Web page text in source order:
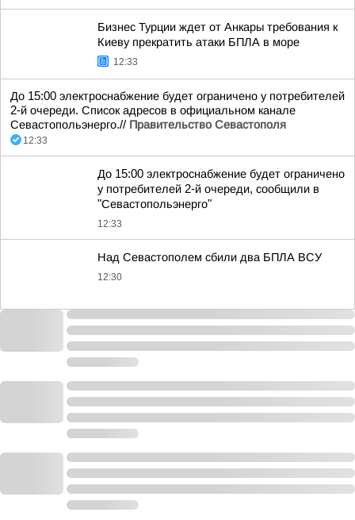
Бизнес Турции ждет от Анкары требования к
Киеву прекратить атаки БПЛА в море
12:33
До 15:00 электроснабжение будет ограничено у потребителей
2-й очереди. Список адресов в официальном канале
Севастопольэнерго.// Правительство Севастополя
12:33
До 15:00 электроснабжение будет ограничено
у потребителей 2-й очереди, сообщили в
"Севастопольэнерго"
12:33
Над Севастополем сбили два БПЛА ВСУ
12:30